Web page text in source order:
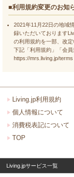
■利用規約変更のお知
2021年11月22日の地域
録いただいております
の利用規約を一部、改定
下記「利用規約」「会
https://mrs.living.jp/terms
Living.jp利用規約
個人情報について
消費税表記について
TOP
Living.jpサービス一覧